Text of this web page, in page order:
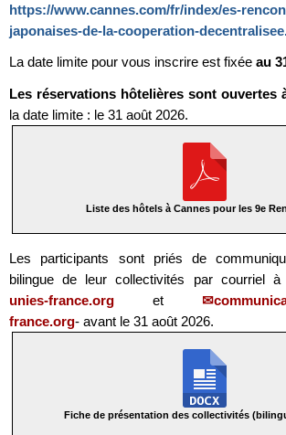
https://www.cannes.com/fr/index/es-
japonaises-de-la-cooperation-
La date limite pour vous inscrire est fixée au
Les réservations hôtelières sont ouvertes
la date limite : le 31 août 2026.
Liste des hôtels à Cannes pour les 9e
Les participants sont priés de
bilingue de leur collectivités par courriel
unies-france.org et
france.org- avant le 31 août 2026.
Fiche de présentation des collectivités